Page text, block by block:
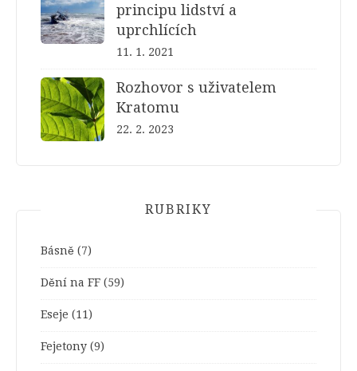
principu lidství a
uprchlících
11. 1. 2021
Rozhovor s uživatelem
Kratomu
22. 2. 2023
RUBRIKY
Básně (7)
Dění na FF (59)
Eseje (11)
Fejetony (9)